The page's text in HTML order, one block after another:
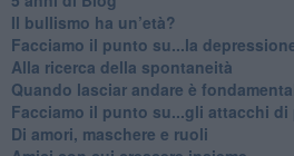
​Il bullismo ha un’età?
Facciamo il punto su...la
​Alla ricerca della spontaneità
​Quando lasciar andare è
Facciamo il punto su...gli attacchi di
Di amori, maschere e ruoli